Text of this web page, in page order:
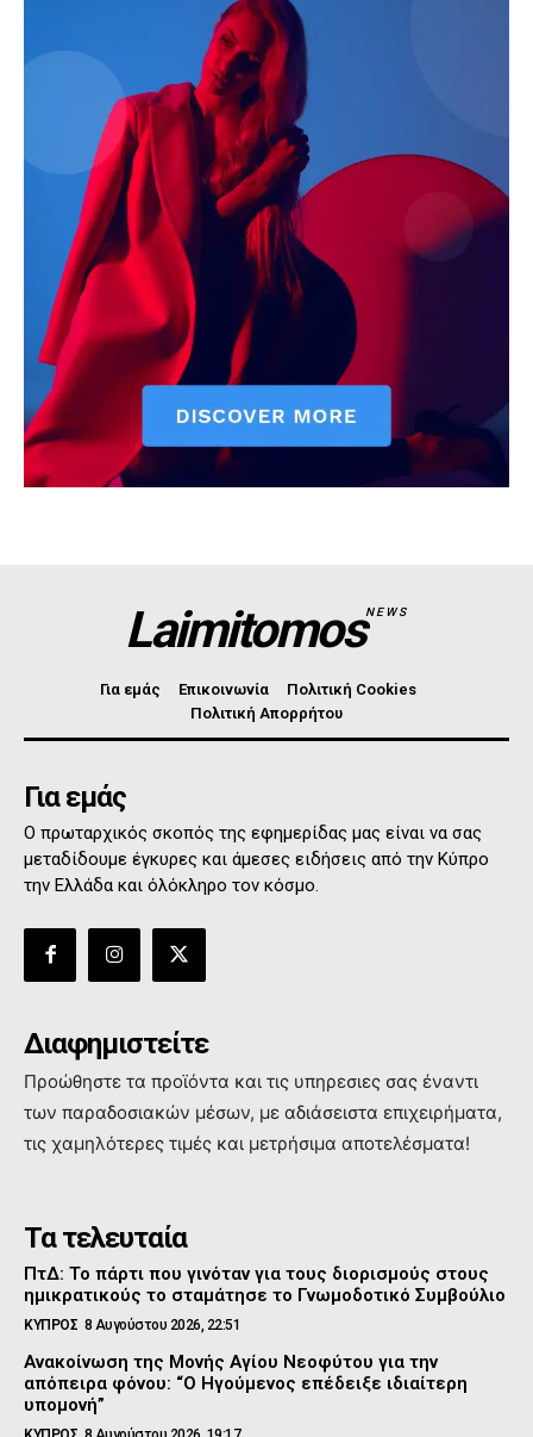
LaimitomosNEWS
Για εμάς Επικοινωνία
Πολιτική Cookies
Πολιτική Απορρήτου
Για εμάς
Ο πρωταρχικός σκοπός της εφημερίδας μας είναι να σας
μεταδίδουμε έγκυρες και άμεσες ειδήσεις από την Κύπρο
την Ελλάδα και όλόκληρο τον κόσμο.
Διαφημιστείτε
Προώθηστε τα προϊόντα και τις υπηρεσιες σας έναντι
των παραδοσιακών μέσων, με αδιάσειστα επιχειρήματα,
τις χαμηλότερες τιμές και μετρήσιμα αποτελέσματα!
Τα τελευταία
ΠτΔ: Το πάρτι που γινόταν για τους διορισμούς στους
ημικρατικούς το σταμάτησε το Γνωμοδοτικό Συμβούλιο
ΚΥΠΡΟΣ 8 Αυγούστου 2026, 22:51
Ανακοίνωση της Μονής Αγίου Νεοφύτου για την
απόπειρα φόνου: “Ο Ηγούμενος επέδειξε ιδιαίτερη
υπομονή”